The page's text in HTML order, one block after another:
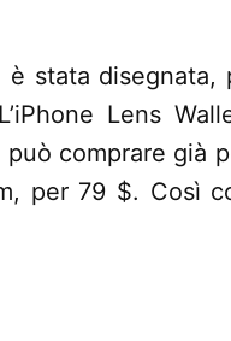
stata disegnata,
Lens
comprare già
per 79 $. Così